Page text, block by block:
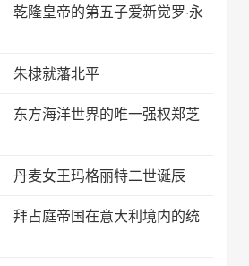
乾隆皇帝的第五子爱新觉罗·永
朱棣就藩北平
东方海洋世界的唯一强权郑芝
丹麦女王玛格丽特二世诞辰
拜占庭帝国在意大利境内的统